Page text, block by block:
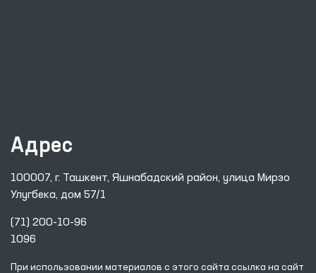
Адрес
100007, г. Ташкент, Яшнабадский район, улица Мирзо
Улугбека, дом 57/1
(71) 200-10-96
1096
При использовании материалов с этого сайта ссылка на сайт